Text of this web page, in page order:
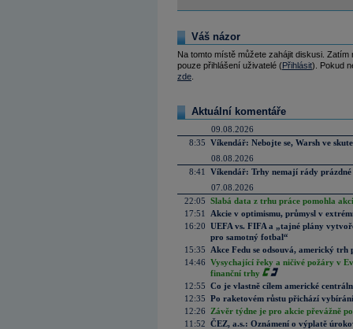
Váš názor
Na tomto místě můžete zahájit diskusi.
pouze přihlášení uživatelé (Přihlásit). Pokud
zde
Aktuální komentáře
09.08.2026
8:35 Víkendář: Nebojte se, Warsh ve
08.08.2026
8:41
Víkendář: Trhy nemají rády prázdné
07.08.2026
22:05 Slabá data z trhu práce pomohla
17:51
Akcie v optimismu, průmysl v
16:20 UEFA vs. FIFA a „tajné plány
pro samotný fotbal“
15:35
Akce Fedu se odsouvá, americký
14:46 Vysychající řeky a ničivé požáry v
finanční trhy
12:55 Co je vlastně cílem americké
12:35 Po raketovém růstu přichází
12:26
Závěr týdne je pro akcie převážně
11:52 ČEZ, a.s.: Oznámení o výplatě